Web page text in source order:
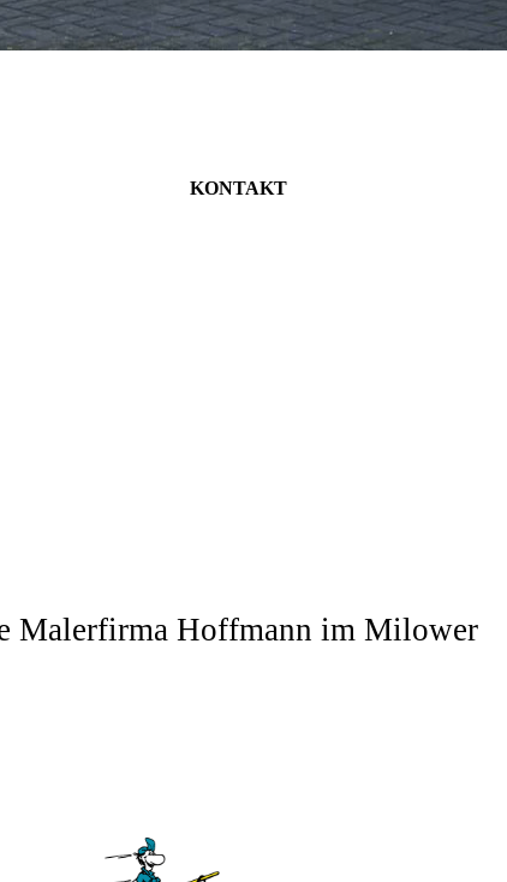
KONTAKT
Malerfirma Hoffmann imMilower